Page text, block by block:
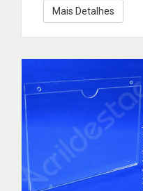
Mais Detalhes